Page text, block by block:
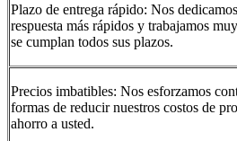
Plazo de entrega rápido: Nos
respuesta más rápidos y trabajamos
se cumplan todos sus plazos.
Precios imbatibles: Nos esforzamos
formas de reducir nuestros costos de
ahorro a usted.